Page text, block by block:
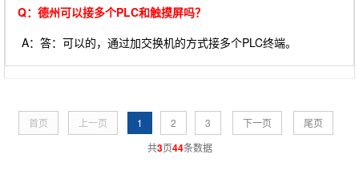
Q：德州可以接多个PLC和触摸屏吗？
A：答：可以的，通过加交换机的方式接多个PLC终端。
首页 上一页 1 2 3 下一页
尾页
共3页44条数据